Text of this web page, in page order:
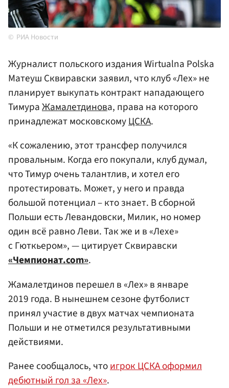
РИА Новости
Журналист польского издания Wirtualna Polska
Матеуш Сквиравски заявил, что клуб «Лех» не
планирует выкупать контракт нападающего
ТимураЖамалетдинова, права на которого
принадлежат московскомуЦСКА.
«К сожалению, этот трансфер получился
провальным. Когда его покупали, клуб думал,
что Тимур очень талантлив, и хотел его
протестировать. Может, у него и правда
большой потенциал – кто знает. В сборной
Польши есть Левандовски, Милик, но номер
один всё равно Леви. Так же и в «Лехе»
с Гюткьером», — цитирует Сквиравски
«Чемпионат.com».
Жамалетдинов перешел в «Лех» в январе
2019 года. В нынешнем сезоне футболист
принял участие в двух матчах чемпионата
Польши и не отметился результативными
действиями.
Ранее сообщалось, чтоигрок ЦСКА оформил
дебютный гол за «Лех».